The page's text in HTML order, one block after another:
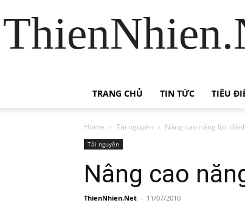
TRANG CHỦ TIN TỨC TIÊU
Home Tài nguyên Nâng cao năng lực
Tài nguyên
Nâng cao
ThienNhien.Net - 11/07/2010